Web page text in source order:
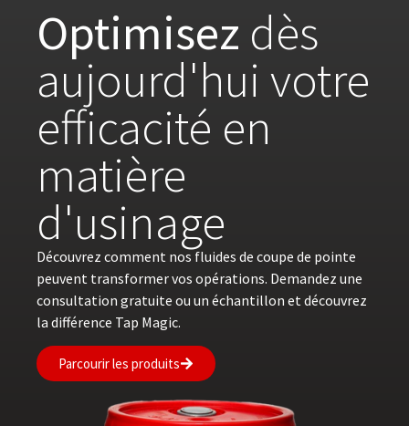
Optimisez dès
aujourd'hui votre
efficacité en
matière
d'usinage
Découvrez comment nos fluides de coupe de pointe
peuvent transformer vos opérations. Demandez une
consultation gratuite ou un échantillon et découvrez
la différence Tap Magic.
Parcourir les produits